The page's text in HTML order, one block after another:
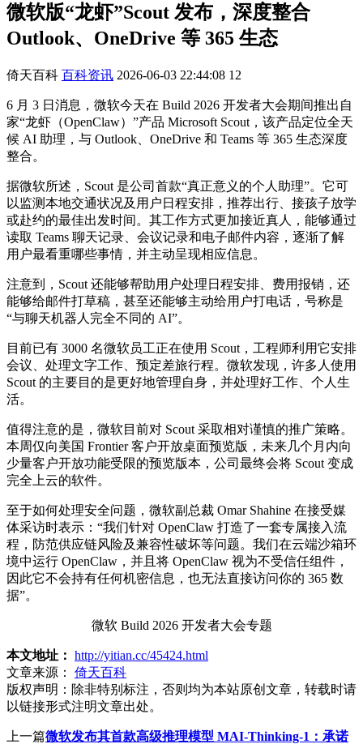
微软版“龙虾”Scout 发布，深度整合
Outlook、OneDrive 等 365 生态
倚天百科 百科资讯 2026-06-03 22:44:08 12
6 月 3 日消息，微软今天在 Build 2026 开发者大会期间推出自
家“龙虾（OpenClaw）”产品 Microsoft Scout，该产品定位全天
候 AI 助理，与 Outlook、OneDrive 和 Teams 等 365 生态深度
整合。
据微软所述，Scout 是公司首款“真正意义的个人助理”。它可
以监测本地交通状况及用户日程安排，推荐出行、接孩子放学
或赴约的最佳出发时间。其工作方式更加接近真人，能够通过
读取 Teams 聊天记录、会议记录和电子邮件内容，逐渐了解
用户最看重哪些事情，并主动呈现相应信息。
注意到，Scout 还能够帮助用户处理日程安排、费用报销，还
能够给邮件打草稿，甚至还能够主动给用户打电话，号称是
“与聊天机器人完全不同的 AI”。
目前已有 3000 名微软员工正在使用 Scout，工程师利用它安排
会议、处理文字工作、预定差旅行程。微软发现，许多人使用
Scout 的主要目的是更好地管理自身，并处理好工作、个人生
活。
值得注意的是，微软目前对 Scout 采取相对谨慎的推广策略。
本周仅向美国 Frontier 客户开放桌面预览版，未来几个月内向
少量客户开放功能受限的预览版本，公司最终会将 Scout 变成
完全上云的软件。
至于如何处理安全问题，微软副总裁 Omar Shahine 在接受媒
体采访时表示：“我们针对 OpenClaw 打造了一套专属接入流
程，防范供应链风险及兼容性破坏等问题。我们在云端沙箱环
境中运行 OpenClaw，并且将 OpenClaw 视为不受信任组件，
因此它不会持有任何机密信息，也无法直接访问你的 365 数
据”。
微软 Build 2026 开发者大会专题
本文地址： http://yitian.cc/45424.html
文章来源：
倚天百科
版权声明： 除非特别标注，否则均为本站原创文章，转载时请
以链接形式注明文章出处。
上一篇微软发布其首款高级推理模型 MAI-Thinking-1：承诺